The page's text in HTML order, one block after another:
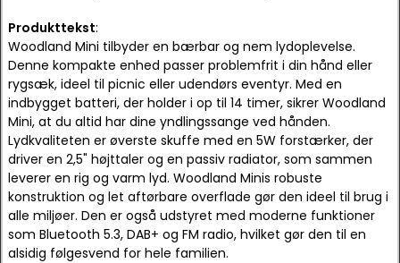
Produkttekst:
Woodland Mini tilbyder en bærbar og nem lydoplevelse.
Denne kompakte enhed passer problemfrit i din hånd eller
rygsæk, ideel til picnic eller udendørs eventyr. Med en
indbygget batteri, der holder i op til 14 timer, sikrer Woodland
Mini, at du altid har dine yndlingssange ved hånden.
Lydkvaliteten er øverste skuffe med en 5W forstærker, der
driver en 2,5" højttaler og en passiv radiator, som sammen
leverer en rig og varm lyd. Woodland Minis robuste
konstruktion og let aftørbare overflade gør den ideel til brug i
alle miljøer. Den er også udstyret med moderne funktioner
som Bluetooth 5.3, DAB+ og FM radio, hvilket gør den til en
alsidig følgesvend for hele familien.